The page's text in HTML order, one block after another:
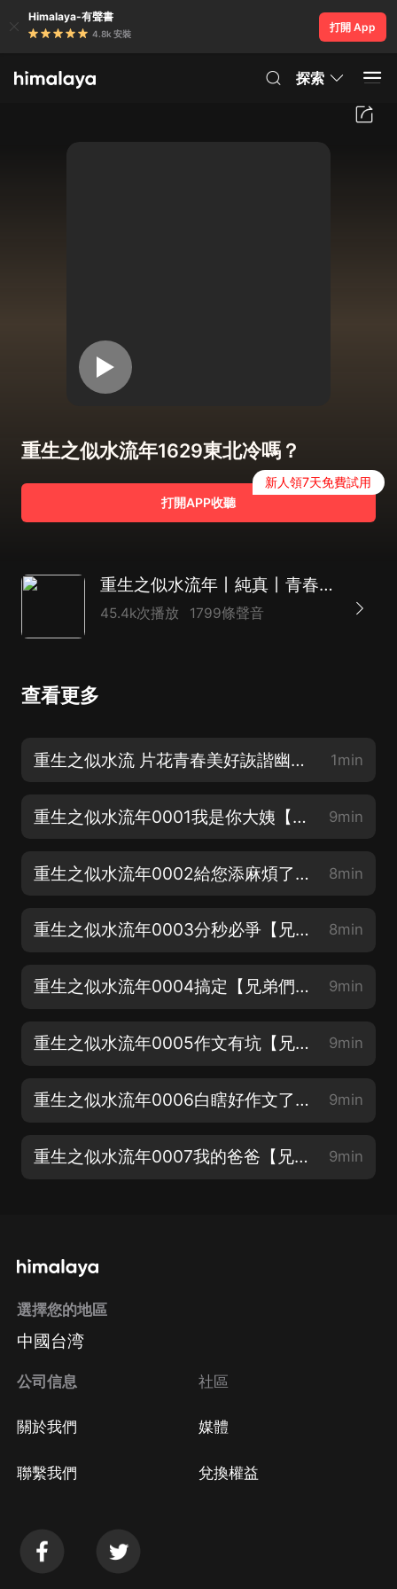
Himalaya-有聲書
4.8k 安裝
打開 App
探索
重生之似水流年1629東北冷嗎？
打開APP收聽
新人領7天免費試用
重生之似水流年丨純真丨青春丨商戰、逆襲丨過億點擊丨全勇有聲作品
45.4k次播放 1799條聲音
查看更多
重生之似水流 片花青春美好詼諧幽默商戰實戰漲知識絕對好書 1min
重生之似水流年0001我是你大姨【本書慢熱 回味青春+詼諧幽默+商戰實戰漲知識絕對好書 9min
重生之似水流年0002給您添麻煩了【兄弟們新書求訂閱+月票支持 8min
重生之似水流年0003分秒必爭【兄弟們新書求訂閱 月票支持 8min
重生之似水流年0004搞定【兄弟們新書求訂閱+月票支持 9min
重生之似水流年0005作文有坑【兄弟們新書求訂閱+月票支持 9min
重生之似水流年0006白瞎好作文了【兄弟們新書求訂閱+月票支持 9min
重生之似水流年0007我的爸爸【兄弟們新書求訂閱+月票支持 9min
選擇您的地區
中國台湾
公司信息
關於我們
聯繫我們
社區
媒體
兌換權益